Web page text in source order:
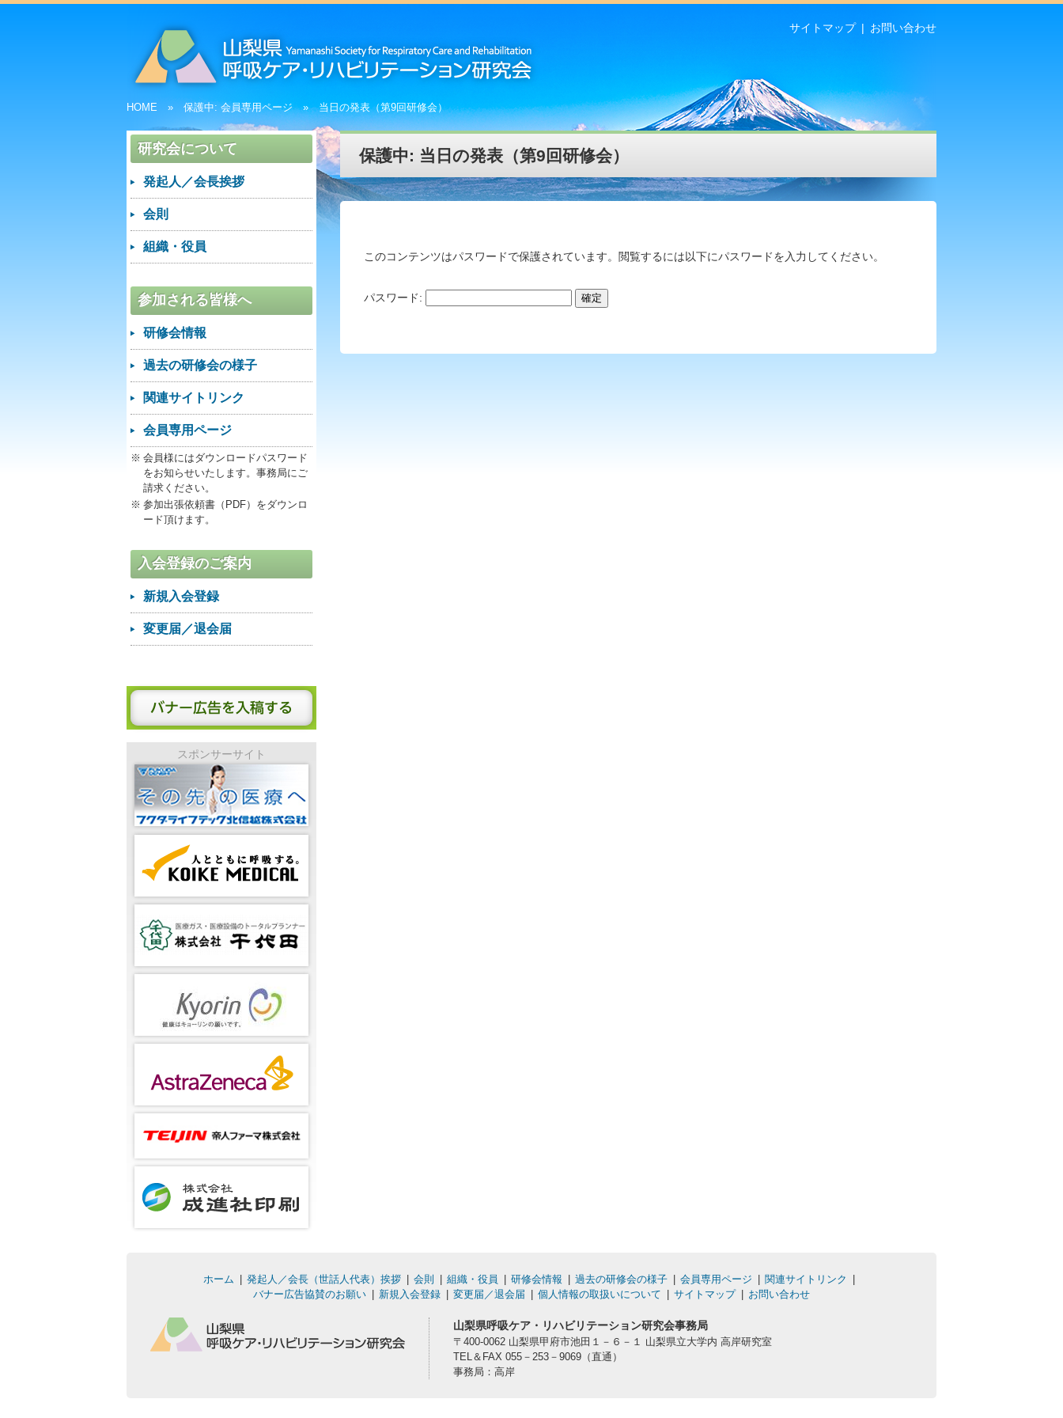
サイトマップ お問い合わせ
HOME 保護中: 会員専用ページ 当日の発表（第9回研修会）
研究会について
発起人／会長挨拶
会則
組織・役員
参加される皆様へ
研修会情報
過去の研修会の様子
関連サイトリンク
会員専用ページ
会員様にはダウンロードパスワード
をお知らせいたします。事務局にご
請求ください。
参加出張依頼書（PDF）をダウンロ
ード頂けます。
入会登録のご案内
新規入会登録
変更届／退会届
バナー広告を入稿する
スポンサーサイト
保護中: 当日の発表（第9回研修会）
このコンテンツはパスワードで保護されています。閲覧するには以下にパスワードを入力してください。
パスワード:
ホーム 発起人／会長（世話人代表）挨拶 会則 組織・役員 研修会情報 過去の研修会の様子 会員専用ページ
関連サイトリンク
バナー広告協賛のお願い
新規入会登録 変更届／退会届 個人情報の取扱いについて サイトマップ お問い合わせ
山梨県呼吸ケア・リハビリテーション研究会事務局
〒400-0062 山梨県甲府市池田１－６－１ 山梨県立大学内 高岸研究室
TEL＆FAX 055－253－9069（直通）
事務局：高岸